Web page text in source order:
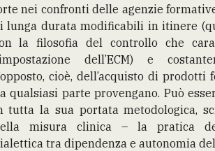
nei confronti delle agenzie
lunga durata modificabili in itinere
la filosofia del controllo che
dell’ECM) e
cioè, dell’acquisto di prodotti
qualsiasi parte provengano. Può
tutta la sua portata metodologica,
misura clinica – la pratica
tra dipendenza e autonomia